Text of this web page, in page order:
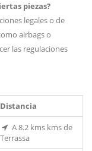
piezas?
legales o de
airbags o
las regulaciones
Distancia
A 8.2 kms kms de
Terrassa